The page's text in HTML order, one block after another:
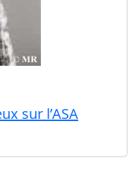
sur l’ASA